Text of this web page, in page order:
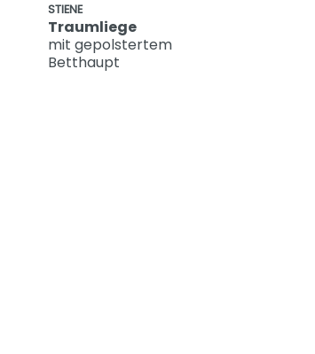
STIENE
Traumliege
mit gepolstertem
Betthaupt